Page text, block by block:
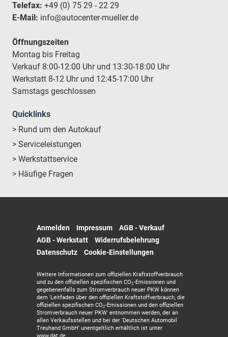
Telefax: +49 (0) 75 29 - 22 29
E-Mail: info@autocenter-mueller.de
Öffnungszeiten
Montag bis Freitag
Verkauf 8:00-12:00 Uhr und 13:30-18:00 Uhr
Werkstatt 8-12 Uhr und 12:45-17:00 Uhr
Samstags geschlossen
Quicklinks
> Rund um den Autokauf
> Serviceleistungen
> Werkstattservice
> Häufige Fragen
Anmelden Impressum
AGB - Verkauf
AGB - Werkstatt
Widerrufsbelehrung
Datenschutz
Cookie-Einstellungen
Weitere Informationen zum offiziellen Kraftstoffverbrauch
und zu den offiziellen spezifischen CO2-Emissionen und
gegebenenfalls zum Stromverbrauch neuer PKW können
dem 'Leitfaden über den offiziellen Kraftstoffverbrauch, die
offiziellen spezifischen CO2-Emissionen und den offiziellen
Stromverbrauch neuer PKW' entnommen werden, der an
allen Verkaufsstellen und bei der 'Deutschen Automobil
Treuhand GmbH' unentgeltlich erhältlich ist unter